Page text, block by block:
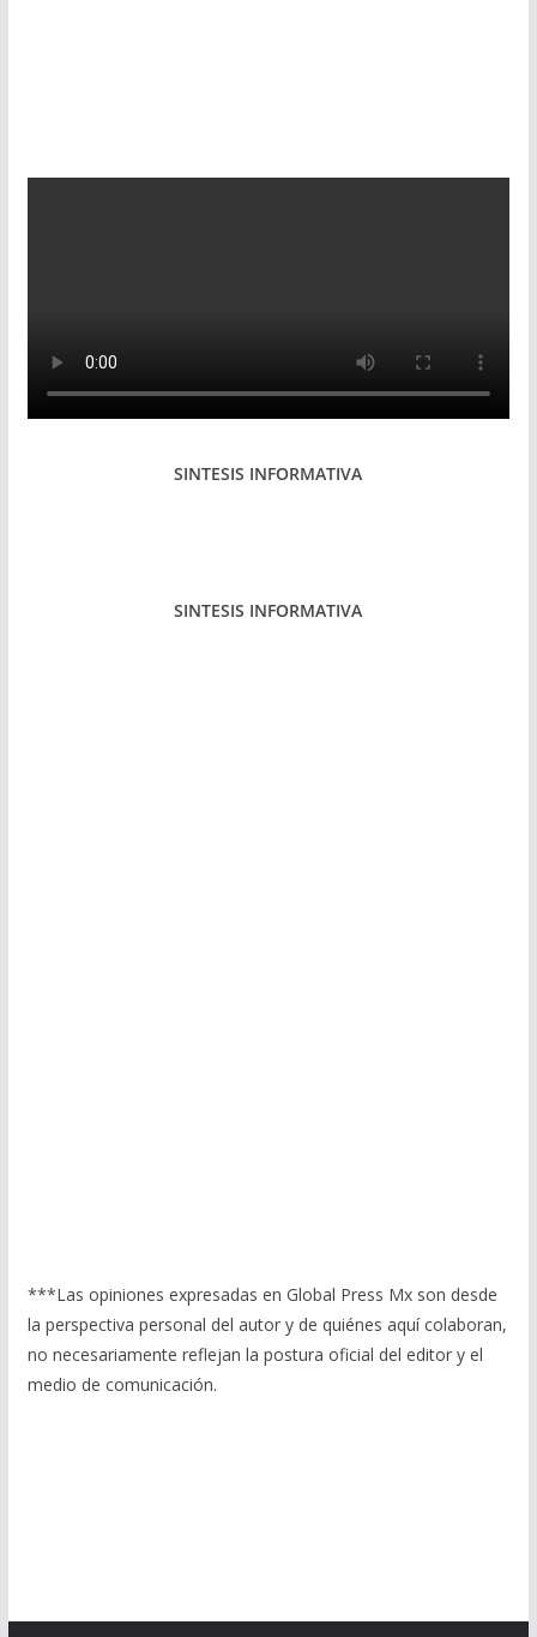
SINTESIS INFORMATIVA
SINTESIS INFORMATIVA
***Las opiniones expresadas en Global Press Mx son desde
la perspectiva personal del autor y de quiénes aquí colaboran,
no necesariamente reflejan la postura oficial del editor y el
medio de comunicación.